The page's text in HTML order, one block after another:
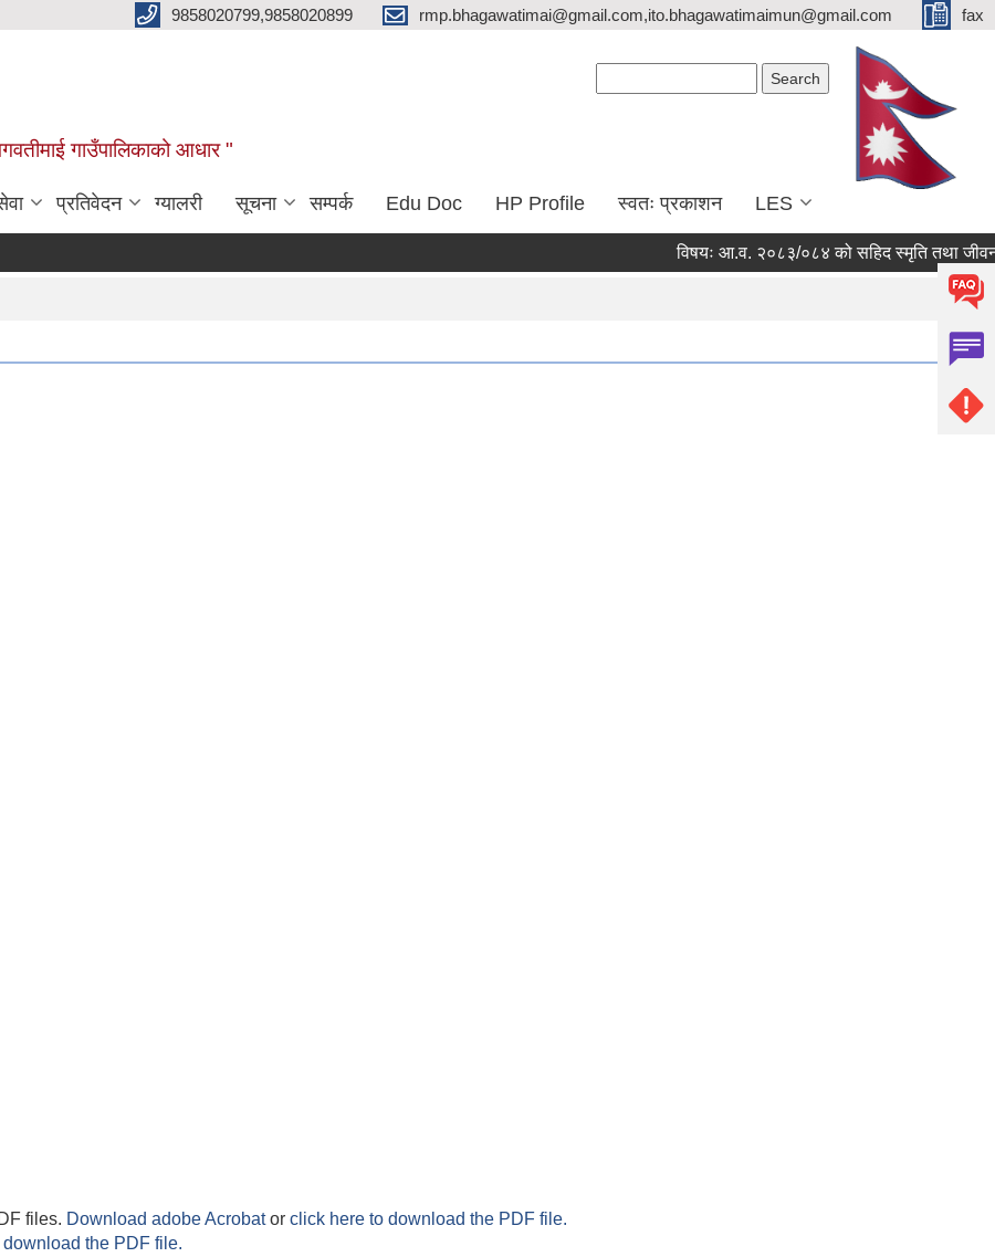
9858020799,9858020899 rmp.bhagawatimai@gmail.com,ito.bhagawatimaimun@gmail.com fax
गाउँपालिकाको आधार "
प्रतिवेदन ग्यालरी सूचना सम्पर्क Edu Doc HP Profile स्वतः प्रकाशन LES
विषयः आ.व. २०८३/०८४ को सहिद स्मृति तथा जीवन
files. Download adobe Acrobator click here to download the PDF file.
the PDF file.